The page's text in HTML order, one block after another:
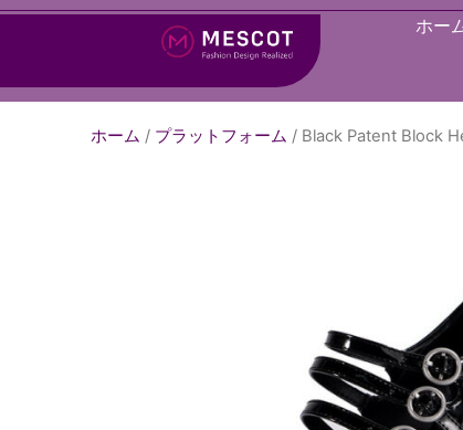
ホー
ホーム / プラットフォーム / Black Patent Block